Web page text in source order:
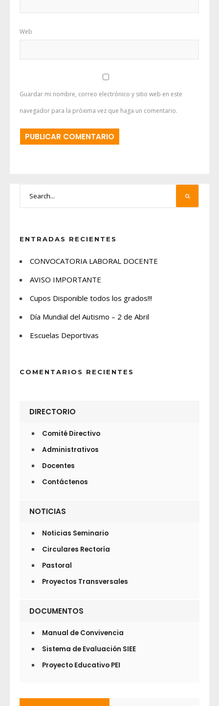
Web
Guardar mi nombre, correo electrónico y sitio web en este
navegador para la próxima vez que haga un comentario.
ENTRADAS RECIENTES
CONVOCATORIA LABORAL DOCENTE
AVISO IMPORTANTE
Cupos Disponible todos los grados!!!
Día Mundial del Autismo – 2 de Abril
Escuelas Deportivas
COMENTARIOS RECIENTES
DIRECTORIO
Comité Directivo
Administrativos
Docentes
Contáctenos
NOTICIAS
Noticias Seminario
Circulares Rectoría
Pastoral
Proyectos Transversales
DOCUMENTOS
Manual de Convivencia
Sistema de Evaluación SIEE
Proyecto Educativo PEI